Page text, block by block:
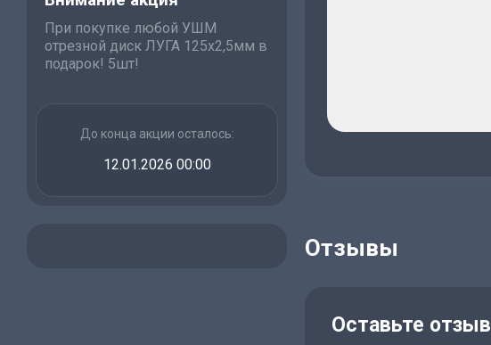
При покупке любой УШМ
отрезной диск ЛУГА 125х2,5мм в
подарок! 5шт!
До конца акции осталось:
12.01.2026 00:00
Отзывы
Оставьте отзыв